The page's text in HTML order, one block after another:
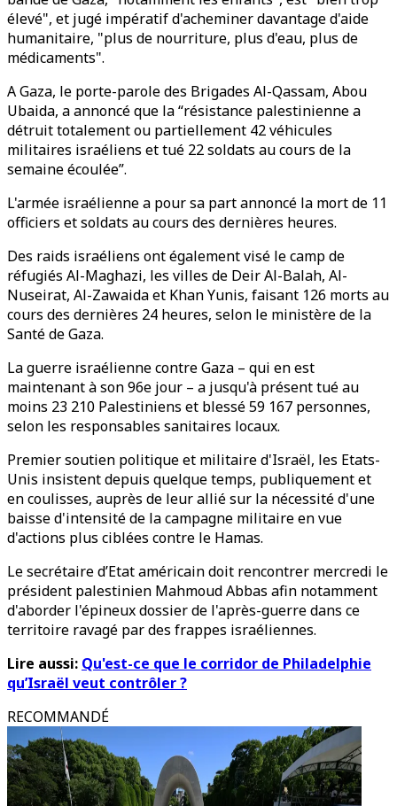
élevé", et jugé impératif d'acheminer davantage d'aide
humanitaire, "plus de nourriture, plus d'eau, plus de
médicaments".
A Gaza, le porte-parole des Brigades Al-Qassam, Abou
Ubaida, a annoncé que la “résistance palestinienne a
détruit totalement ou partiellement 42 véhicules
militaires israéliens et tué 22 soldats au cours de la
semaine écoulée”.
L'armée israélienne a pour sa part annoncé la mort de 11
officiers et soldats au cours des dernières heures.
Des raids israéliens ont également visé le camp de
réfugiés Al-Maghazi, les villes de Deir Al-Balah, Al-
Nuseirat, Al-Zawaida et Khan Yunis, faisant 126 morts au
cours des dernières 24 heures, selon le ministère de la
Santé de Gaza.
La guerre israélienne contre Gaza – qui en est
maintenant à son 96e jour – a jusqu'à présent tué au
moins 23 210 Palestiniens et blessé 59 167 personnes,
selon les responsables sanitaires locaux.
Premier soutien politique et militaire d'Israël, les Etats-
Unis insistent depuis quelque temps, publiquement et
en coulisses, auprès de leur allié sur la nécessité d'une
baisse d'intensité de la campagne militaire en vue
d'actions plus ciblées contre le Hamas.
Le secrétaire d’Etat américain doit rencontrer mercredi le
président palestinien Mahmoud Abbas afin notamment
d'aborder l'épineux dossier de l'après-guerre dans ce
territoire ravagé par des frappes israéliennes.
Lire aussi: Qu'est-ce que le corridor de Philadelphie
qu’Israël veut contrôler ?
RECOMMANDÉ